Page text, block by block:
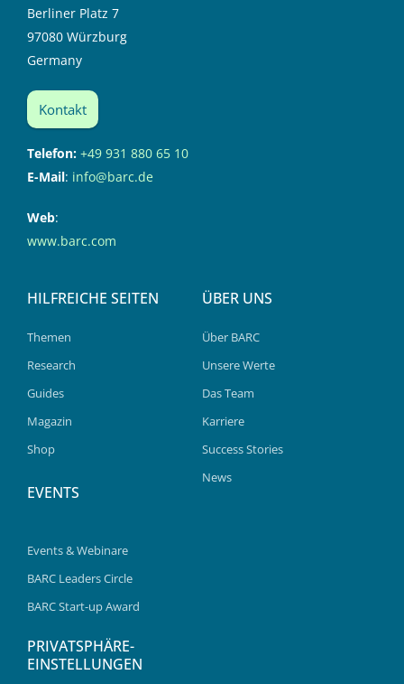
Berliner Platz 7
97080 Würzburg
Germany
Kontakt
Telefon: +49 931 880 65 10
E-Mail: info@barc.de
Web:
www.barc.com
HILFREICHE SEITEN
Themen
Research
Guides
Magazin
Shop
EVENTS
Events & Webinare
BARC Leaders Circle
BARC Start-up Award
ÜBER UNS
Über BARC
Unsere Werte
Das Team
Karriere
Success Stories
News
PRIVATSPHÄRE-
EINSTELLUNGEN